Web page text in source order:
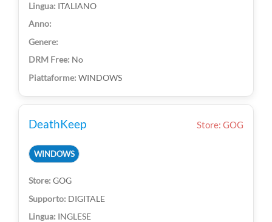
ITALIANO
No
WINDOWS
DeathKeep Store: GOG
WINDOWS
GOG
DIGITALE
INGLESE